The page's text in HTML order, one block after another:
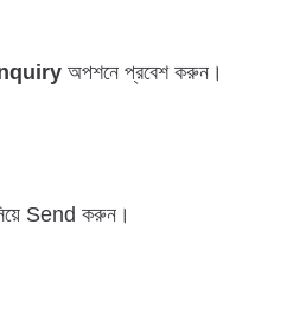
অপশনে প্রবেশ করুন।
Send করুন।